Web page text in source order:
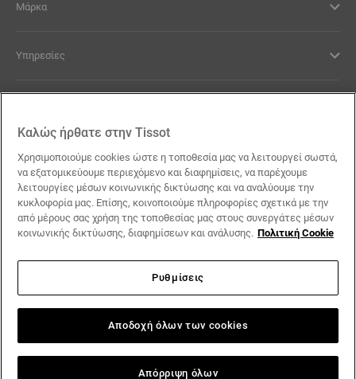
Μάρκα
Υπηρεσίες
Επικοινωνία
Οι Υποσχέσεις μας
Ακολουθήστε μας στα social media
Αλλαγή χώρας Tissot Copyrights 2026
Καλώς ήρθατε στην Tissot
Χρησιμοποιούμε cookies ώστε η τοποθεσία μας να λειτουργεί σωστά,
να εξατομικεύουμε περιεχόμενο και διαφημίσεις, να παρέχουμε
λειτουργίες μέσων κοινωνικής δικτύωσης και να αναλύουμε την
κυκλοφορία μας. Επίσης, κοινοποιούμε πληροφορίες σχετικά με την
από μέρους σας χρήση της τοποθεσίας μας στους συνεργάτες μέσων
κοινωνικής δικτύωσης, διαφημίσεων και ανάλυσης. Πολιτική Cookie
Ρυθμίσεις
Απόρριψη όλων
Αποδοχή όλων των cookies